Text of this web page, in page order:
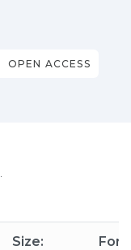
OPEN ACCESS
Size: